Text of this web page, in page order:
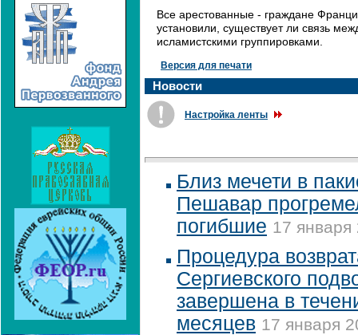
Все арестованные - граждане
установили, существует ли связь
исламистскими группировками.
Версия для печати
Новости
Настройка ленты
Близ мечети в
Пешавар
погибшие 17 января
Процедура
Сергиевского
завершена в
месяцев 17 января